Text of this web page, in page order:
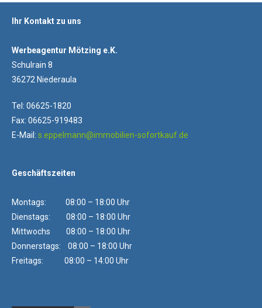
Ihr Kontakt zu uns
Werbeagentur Mötzing e.K.
Schulrain 8
36272 Niederaula
Tel: 06625-1820
Fax: 06625-919483
E-Mail: s.eppelmann@immobilien-sofortkauf.de
Geschäftszeiten
Montags: 08:00 – 18:00 Uhr
Dienstags: 08:00 – 18:00 Uhr
Mittwochs 08:00 – 18:00 Uhr
Donnerstags: 08:00 – 18:00 Uhr
Freitags: 08:00 – 14:00 Uhr